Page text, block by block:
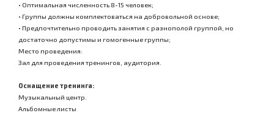
• Оптимальная численность 8-15 человек;
• Группы должны комплектоваться на добровольной основе;
• Предпочтительно проводить занятия с разнополой группой, но
достаточно допустимы и гомогенные группы;
Место проведения:
Зал для проведения тренингов, аудитория.
Оснащение тренинга:
Музыкальный центр.
Альбомные листы